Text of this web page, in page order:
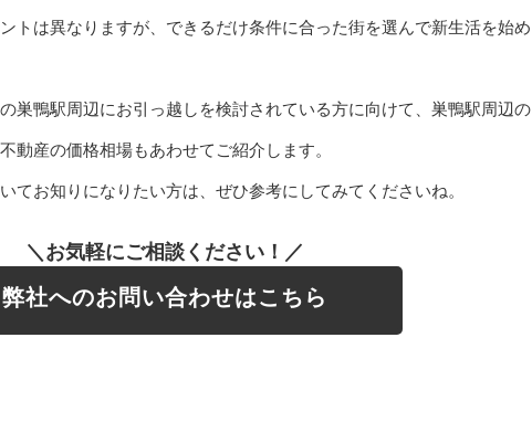
トは異なりますが、できるだけ条件に合った街を選んで新生活を始め
巣鴨駅周辺にお引っ越しを検討されている方に向けて、巣鴨駅周辺の
動産の価格相場もあわせてご紹介します。
てお知りになりたい方は、ぜひ参考にしてみてくださいね。
＼お気軽にご相談ください！／
弊社へのお問い合わせはこちら